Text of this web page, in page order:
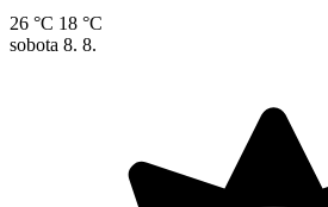
26 °C 18 °C
sobota 8. 8.